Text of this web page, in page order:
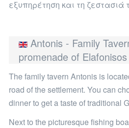
εξυπηρέτηση και τη ζεστασιά
Antonis - Family
promenade of Elafonisos
The family tavern Antonis is
road of the settlement. You can
dinner to get a taste of traditional
Next to the picturesque fishing